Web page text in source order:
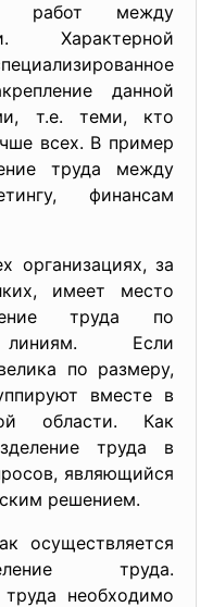
работ между
Характерной
данной
т.е. теми, кто
всех. В пример
труда между
финансам
организациях, за
имеет место
труда по
линиям. Если
по размеру,
вместе в
области. Как
труда в
являющийся
решением.
осуществляется
труда.
труда необходимо